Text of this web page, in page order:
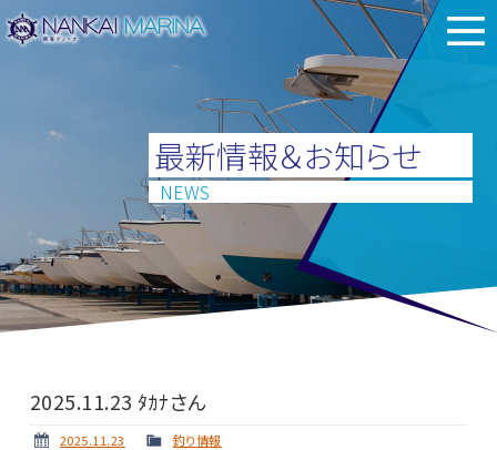
最新情報＆お知らせ
NEWS
2025.11.23 ﾀｶﾅさん
2025.11.23 釣り情報